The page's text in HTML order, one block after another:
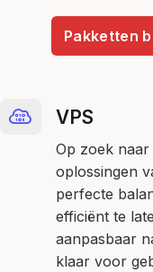
Pakketten
VPS
Op zoek naar
oplossingen
perfecte
efficiënt te
aanpasbaar
klaar voor